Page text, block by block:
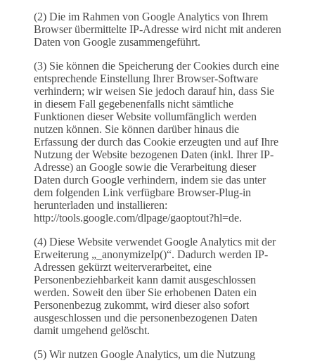
(2) Die im Rahmen von Google Analytics von Ihrem
Browser übermittelte IP-Adresse wird nicht mit anderen
Daten von Google zusammengeführt.
(3) Sie können die Speicherung der Cookies durch eine
entsprechende Einstellung Ihrer Browser-Software
verhindern; wir weisen Sie jedoch darauf hin, dass Sie
in diesem Fall gegebenenfalls nicht sämtliche
Funktionen dieser Website vollumfänglich werden
nutzen können. Sie können darüber hinaus die
Erfassung der durch das Cookie erzeugten und auf Ihre
Nutzung der Website bezogenen Daten (inkl. Ihrer IP-
Adresse) an Google sowie die Verarbeitung dieser
Daten durch Google verhindern, indem sie das unter
dem folgenden Link verfügbare Browser-Plug-in
herunterladen und installieren:
http://tools.google.com/dlpage/gaoptout?hl=de.
(4) Diese Website verwendet Google Analytics mit der
Erweiterung „_anonymizeIp()“. Dadurch werden IP-
Adressen gekürzt weiterverarbeitet, eine
Personenbeziehbarkeit kann damit ausgeschlossen
werden. Soweit den über Sie erhobenen Daten ein
Personenbezug zukommt, wird dieser also sofort
ausgeschlossen und die personenbezogenen Daten
damit umgehend gelöscht.
(5) Wir nutzen Google Analytics, um die Nutzung